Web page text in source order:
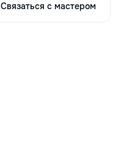
Связаться с мастером